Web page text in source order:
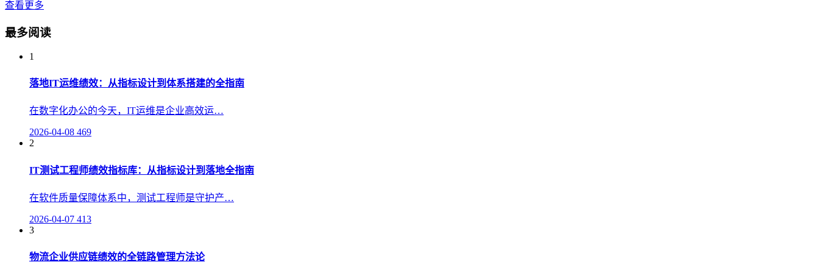
查看更多
最多阅读
1
落地IT运维绩效：从指标设计到体系搭建的全指南
在数字化办公的今天，IT运维是企业高效运…
2026-04-08 469
2
IT测试工程师绩效指标库：从指标设计到落地全指南
在软件质量保障体系中，测试工程师是守护产…
2026-04-07 413
3
物流企业供应链绩效的全链路管理方法论